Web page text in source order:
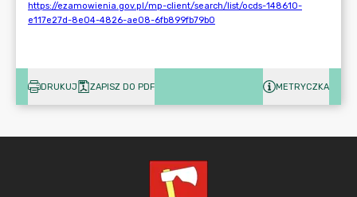
DRUKUJ ZAPISZ DO PDF METRYCZKA